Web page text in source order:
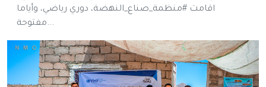
اقامت #منظمة_صناع_النهضة، دوري رياضي، وأياما
مفتوحة...